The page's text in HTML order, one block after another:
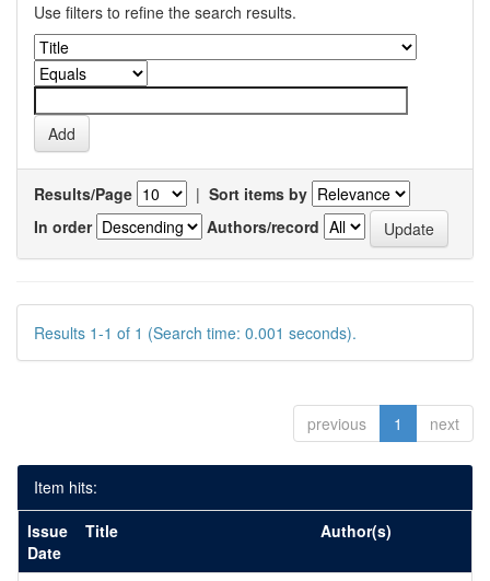
Use filters to refine the search results.
Results/Page | Sort items by
In order
Authors/record
Results 1-1 of 1 (Search time: 0.001 seconds).
previous 1 next
Item hits:
Issue
Date
Title Author(s)